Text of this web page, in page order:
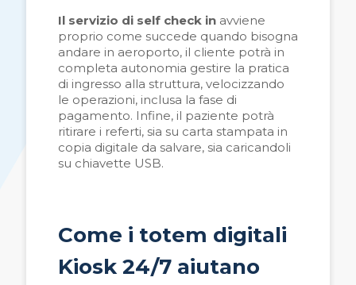
Il servizio di self check in avviene
proprio come succede quando bisogna
andare in aeroporto, il cliente potrà in
completa autonomia gestire la pratica
di ingresso alla struttura, velocizzando
le operazioni, inclusa la fase di
pagamento. Infine, il paziente potrà
ritirare i referti, sia su carta stampata in
copia digitale da salvare, sia caricandoli
su chiavette USB.
Come i totem digitali
Kiosk 24/7 aiutano